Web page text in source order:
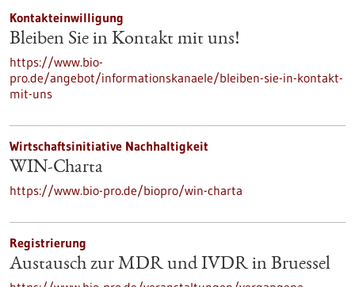
Kontakteinwilligung
Bleiben Sie in Kontakt mit uns!
https://www.bio-
pro.de/angebot/informationskanaele/bleiben-sie-in-kontakt-
mit-uns
Wirtschaftsinitiative Nachhaltigkeit
WIN-Charta
https://www.bio-pro.de/biopro/win-charta
Registrierung
Austausch zur MDR und IVDR in Bruessel